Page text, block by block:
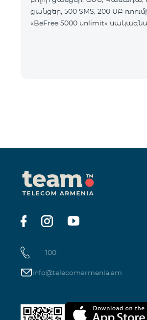
ցանցեր, 500 SMS, 200 ՄԲ
«BeFree 5000 unlimit»
100
info@telecomarmenia.am